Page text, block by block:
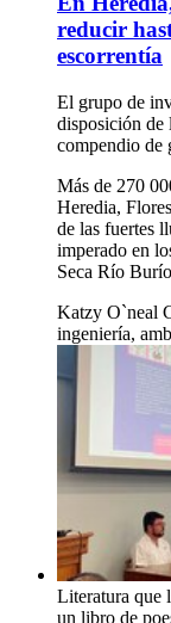
reducir
escorrentía
El grupo de
disposición de
compendio de
Más de 270
Heredia,
de las fuertes
imperado en
Seca Río
Katzy O`neal
ingeniería,
Literatura que
un libro de